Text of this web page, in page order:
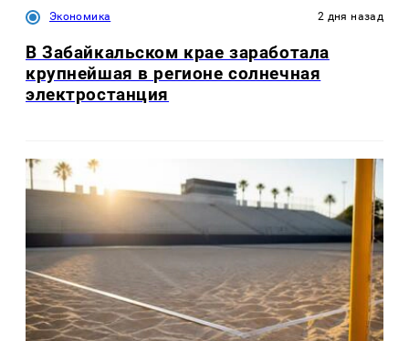
Экономика 2 дня назад
В Забайкальском крае заработала
крупнейшая в регионе солнечная
электростанция